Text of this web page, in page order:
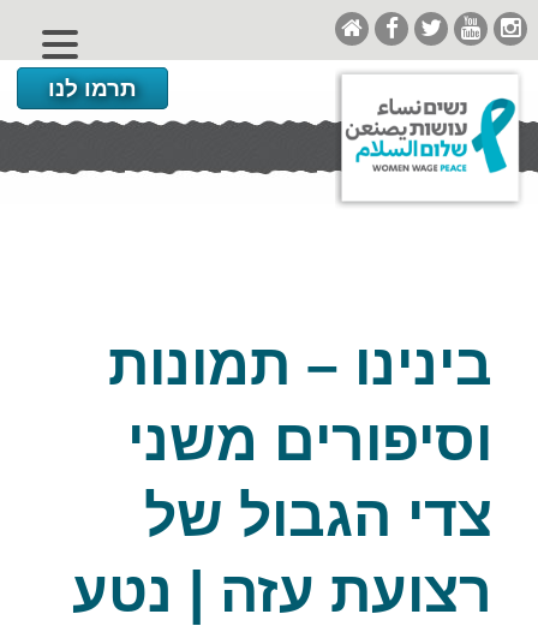
תרמו לנו
בינינו – תמונות
וסיפורים משני
צדי הגבול של
רצועת עזה | נטע